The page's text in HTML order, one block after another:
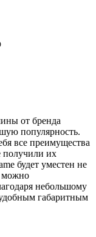
от бренда
популярность.
все преимущества
получили их
будет уместен не
можно
небольшому
габаритным